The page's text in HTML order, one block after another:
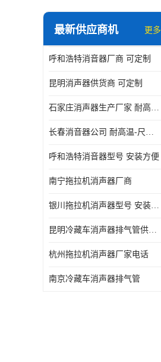
最新供应商机 更多
呼和浩特消音器厂商 可定制
昆明消声器供货商 可定制
石家庄消声器生产厂家 耐高温-尺寸可定制
长春消音器公司 耐高温-尺寸可定制
呼和浩特消音器型号 安装方便
南宁拖拉机消声器厂商
银川拖拉机消声器型号 安装方便
昆明冷藏车消声器排气管供货商 可定制
杭州拖拉机消声器厂家电话
南京冷藏车消声器排气管